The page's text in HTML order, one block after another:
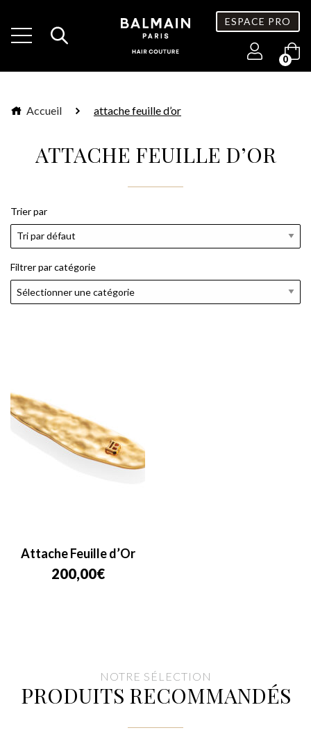
ESPACE PRO
0
Accueil attache feuille d’or
ATTACHE FEUILLE D’OR
Trier par
Filtrer par catégorie
Attache Feuille d’Or
200,00€
NOTRE SÉLECTION
PRODUITS RECOMMANDÉS